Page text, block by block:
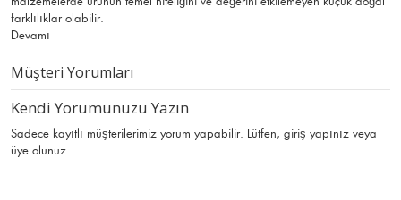
farklılıklar olabilir.
Devamı
Müşteri Yorumları
Kendi Yorumunuzu Yazın
Sadece kayıtlı müşterilerimiz yorum yapabilir. Lütfen, giriş yapınız veya
üye olunuz